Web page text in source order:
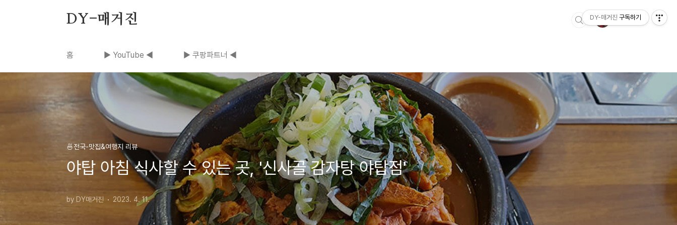
DY-매거진
홈 ▶ YouTube ◀ ▶ 쿠팡파트너 ◀
🍜전국-맛집&여행지 리뷰
야탑 아침 식사할 수 있는 곳, '신사골 감자탕 야탑점'
by DY매거진 2023. 4. 11.
DY-매거진 구독하기